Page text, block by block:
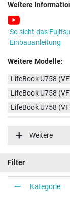
Weitere
So sieht das
Einbauanleitung
Weitere Modelle:
LifeBook U758
LifeBook U758
LifeBook U758
LifeBook U758
LifeBook U758
Weitere
Filter
Kategorie